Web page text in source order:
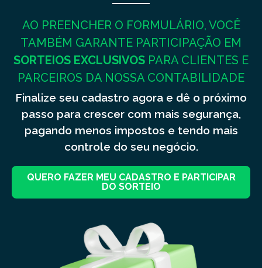
AO PREENCHER O FORMULÁRIO, VOCÊ
TAMBÉM GARANTE PARTICIPAÇÃO EM
SORTEIOS EXCLUSIVOS PARA CLIENTES E
PARCEIROS DA NOSSA CONTABILIDADE
Finalize seu cadastro agora e dê o próximo
passo para crescer com mais segurança,
pagando menos impostos e tendo mais
controle do seu negócio.
QUERO FAZER MEU CADASTRO E PARTICIPAR
DO SORTEIO